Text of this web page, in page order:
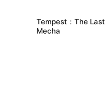
Tempest：The Last
Mecha